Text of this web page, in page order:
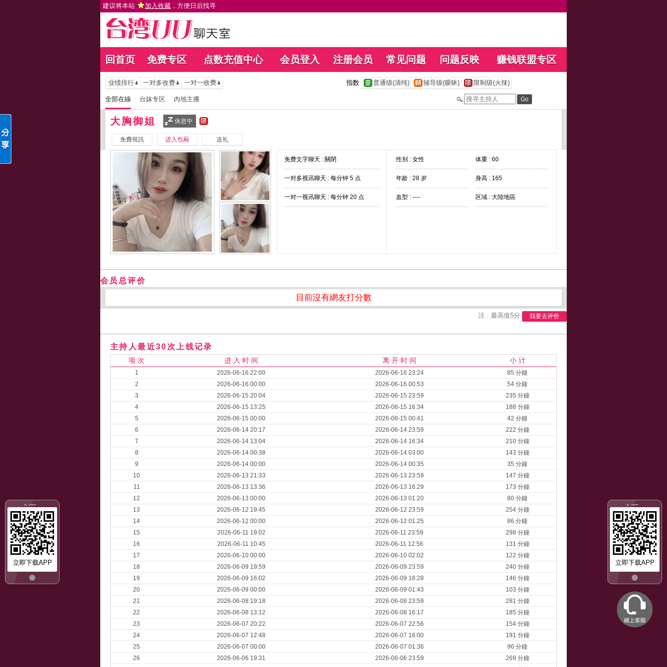
建议将本站 加入收藏 ，方便日后找寻
回首页 免费专区 点数充值中心 会员登入 注册会员 常见问题 问题反映 赚钱联盟专区
立即下载APP
立即下载APP
业绩排行 一对多收费 一对一收费 指数 普通级(清纯) 辅导级(暧昧) 限制级(火辣)
全部在線 台妹专区 內地主播
大胸御姐 休息中
免費視訊 进入包厢 送礼
免费文字聊天 : 關閉
一对多视讯聊天 : 每分钟 5 点
一对一视讯聊天 : 每分钟 20 点
性别 : 女性 体重 : 60
年龄 : 28 岁 身高 : 165
血型 : ---- 区域 : 大陸地區
会员总评价
目前沒有網友打分數
注 : 最高值5分 我要去评价
主持人最近30次上线记录
项 次 进 入 时 间 离 开 时 间 小 计
1 2026-06-16 22:00 2026-06-16 23:24
85 分鐘
2
2026-06-16 00:00 2026-06-16 00:53
54 分鐘
3
2026-06-15 20:04 2026-06-15 23:59
235 分鐘
4
2026-06-15 13:25 2026-06-15 16:34
188 分鐘
5
2026-06-15 00:00 2026-06-15 00:41
42 分鐘
6
2026-06-14 20:17 2026-06-14 23:59
222 分鐘
7
2026-06-14 13:04 2026-06-14 16:34
210 分鐘
8
2026-06-14 00:38 2026-06-14 03:00
143 分鐘
9
2026-06-14 00:00 2026-06-14 00:35
35 分鐘
10
2026-06-13 21:33 2026-06-13 23:59
147 分鐘
11
2026-06-13 13:36 2026-06-13 16:29
173 分鐘
12
2026-06-13 00:00 2026-06-13 01:20
80 分鐘
13
2026-06-12 19:45 2026-06-12 23:59
254 分鐘
14
2026-06-12 00:00 2026-06-12 01:25
86 分鐘
15
2026-06-11 19:02 2026-06-11 23:59
298 分鐘
16
2026-06-11 10:45 2026-06-11 12:56
131 分鐘
17
2026-06-10 00:00 2026-06-10 02:02
122 分鐘
18
2026-06-09 19:59 2026-06-09 23:59
240 分鐘
19
2026-06-09 16:02 2026-06-09 18:28
146 分鐘
20
2026-06-09 00:00 2026-06-09 01:43
103 分鐘
21
2026-06-08 19:18 2026-06-08 23:59
281 分鐘
22
2026-06-08 13:12 2026-06-08 16:17
185 分鐘
23
2026-06-07 20:22 2026-06-07 22:56
154 分鐘
24
2026-06-07 12:48 2026-06-07 16:00
191 分鐘
25
2026-06-07 00:00 2026-06-07 01:36
96 分鐘
26
2026-06-06 19:31 2026-06-06 23:59
269 分鐘